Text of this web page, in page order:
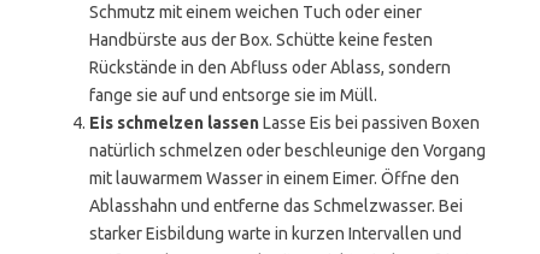
Schmutz mit einem weichen Tuch oder einer
Handbürste aus der Box. Schütte keine festen
Rückstände in den Abfluss oder Ablass, sondern
fange sie auf und entsorge sie im Müll.
Eis schmelzen lassenLasse Eis bei passiven Boxen
natürlich schmelzen oder beschleunige den Vorgang
mit lauwarmem Wasser in einem Eimer. Öffne den
Ablasshahn und entferne das Schmelzwasser. Bei
starker Eisbildung warte in kurzen Intervallen und